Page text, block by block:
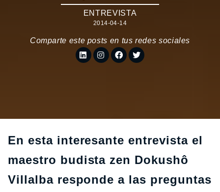
ENTREVISTA
2014-04-14
Comparte este posts en tus redes sociales
En esta interesante entrevista el
maestro budista zen Dokushô
Villalba responde a las preguntas